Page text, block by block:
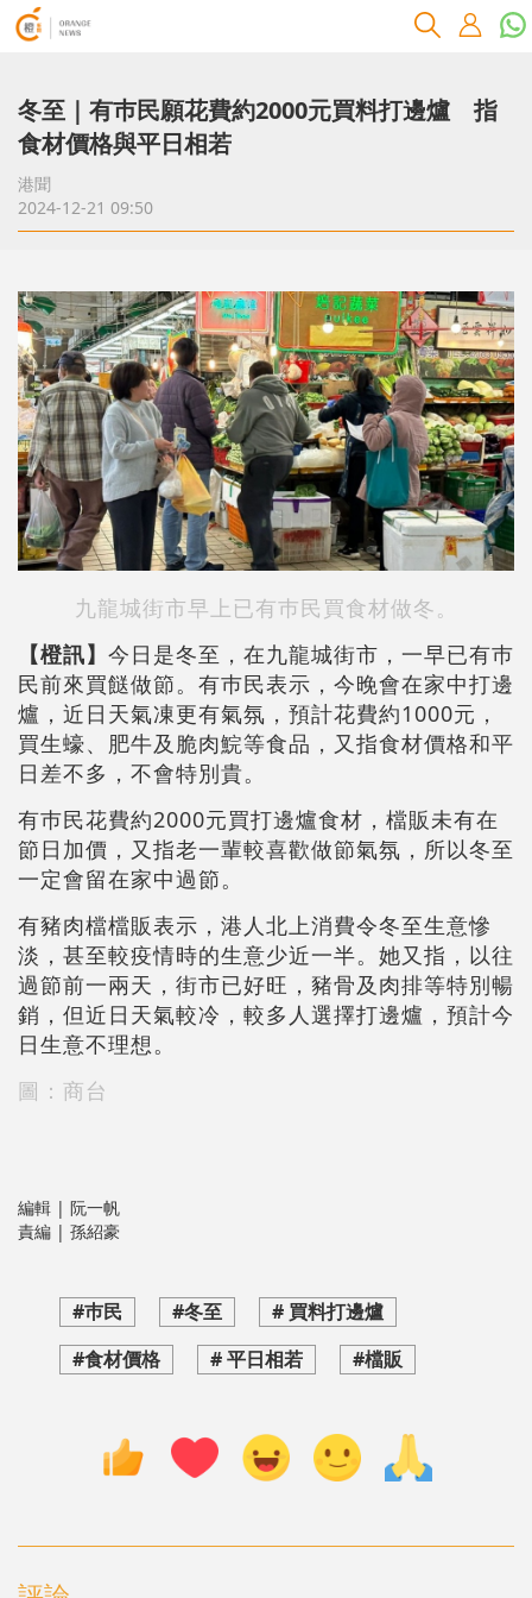
冬至｜有巿民願花費約2000元買料打邊爐 指
食材價格與平日相若
港聞
2024-12-21 09:50
九龍城街市早上已有巿民買食材做冬。
【橙訊】 今日是冬至，在九龍城街市，一早已有巿
民前來買餸做節。有巿民表示，今晚會在家中打邊
爐，近日天氣凍更有氣氛，預計花費約1000元，
買生蠔、肥牛及脆肉鯇等食品，又指食材價格和平
日差不多，不會特別貴。
有巿民花費約2000元買打邊爐食材，檔販未有在
節日加價，又指老一輩較喜歡做節氣氛，所以冬至
一定會留在家中過節。
有豬肉檔檔販表示，港人北上消費令冬至生意慘
淡，甚至較疫情時的生意少近一半。她又指，以往
過節前一兩天，街市已好旺，豬骨及肉排等特別暢
銷，但近日天氣較冷，較多人選擇打邊爐，預計今
日生意不理想。
圖：商台
編輯 | 阮一帆
責編 | 孫紹豪
#巿民 #冬至
# 買料打邊爐
#食材價格
# 平日相若 #檔販